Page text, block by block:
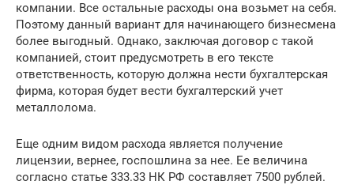
компании. Все остальные расходы она возьмет на себя.
Поэтому данный вариант для начинающего бизнесмена
более выгодный. Однако, заключая договор с такой
компанией, стоит предусмотреть в его тексте
ответственность, которую должна нести бухгалтерская
фирма, которая будет вести бухгалтерский учет
металлолома.
Еще одним видом расхода является получение
лицензии, вернее, госпошлина за нее. Ее величина
согласно статье 333.33 НК РФ составляет 7500 рублей.